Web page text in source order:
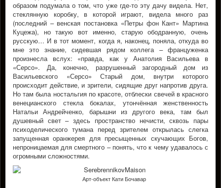
образом подумала о том, что уже где-то эту дачу видела. Нет,
стеклянную коробку, в которой играют, видела много раз
(последний – венская постановка «Петры фон Кант» Мартина
Куцежа), но такую вот именно, старую ободранную, очень
русскую… И в тот момент, когда я, наконец, поняла, откуда во
мне это знание, сидевшая рядом коллега – француженка
произнесла вслух: «правда, как у Анатолия Васильева в
«Серсо». Да, конечно, разрушенный загородный дом из
Васильевского «Серсо» Старый дом, внутри которого
происходит действие, и зрители, сидящие друг напротив друга.
Но там была ностальгия по красоте, отблески свечей в красного
венецианского стекла бокалах, утончённая женственность
Натальи Андрейченко, барышни из другого века, там был
душевный свет – здесь пространство нечисти, сквозь пары
психоделического тумана перед зрителем открылась слегка
запущенная оранжерея для пресыщенных скучающих Богов,
непроницаемая для смертного – понять, что к чему удавалось с
огромными сложностями.
Арт-объект Кати Бочавар